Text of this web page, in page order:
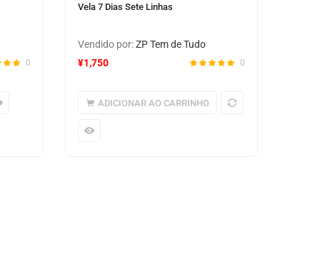
0
Vela 7 Dias Sete Linhas
Vendido por:ZP Tem de Tudo
0
¥1,750
ADICIONAR AO CARRINHO